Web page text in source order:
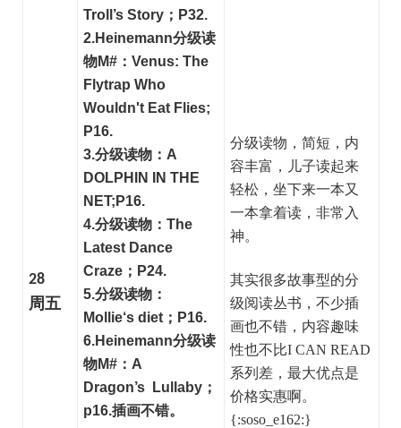
28
周五
Troll’s Story；P32.
2.Heinemann分级读
物M#：Venus: The
Flytrap Who
Wouldn't Eat Flies;
P16.
3.分级读物：A
DOLPHIN IN THE
NET;P16.
4.分级读物：The
Latest Dance
Craze；P24.
5.分级读物：
Mollie‘s diet；P16.
6.Heinemann分级读
物M#：A
Dragon’s Lullaby；
p16.插画不错。
分级读物，简短，内
容丰富，儿子读起来
轻松，坐下来一本又
一本拿着读，非常入
神。
其实很多故事型的分
级阅读丛书，不少插
画也不错，内容趣味
性也不比I CAN READ
系列差，最大优点是
价格实惠啊。
{:soso_e162:}